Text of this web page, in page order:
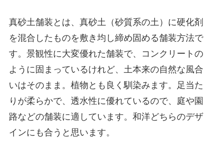
真砂土舗装とは、真砂土（砂質系の土）に硬化剤
を混合したものを敷き均し締め固める舗装方法で
す。景観性に大変優れた舗装で、コンクリートの
ように固まっているけれど、土本来の自然な風合
いはそのまま。植物とも良く馴染みます。足当た
りが柔らかで、透水性に優れているので、庭や園
路などの舗装に適しています。和洋どちらのデザ
インにも合うと思います。